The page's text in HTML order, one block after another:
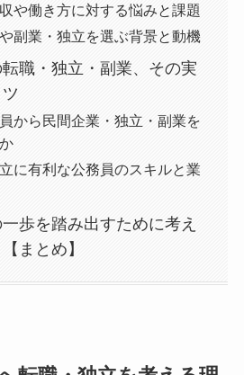
や働き方に対する悩みと課題
副業・独立を選ぶ背景と動機
職・独立・副業、その実
から民間企業・独立・副業を
に有利な公務員のスキルと業
歩を踏み出すために考え
まとめ】